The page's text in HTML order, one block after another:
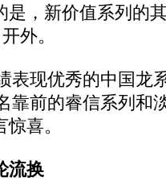
是，新价值系列的
外。
现优秀的中国龙
靠前的睿信系列和
喜。
流换